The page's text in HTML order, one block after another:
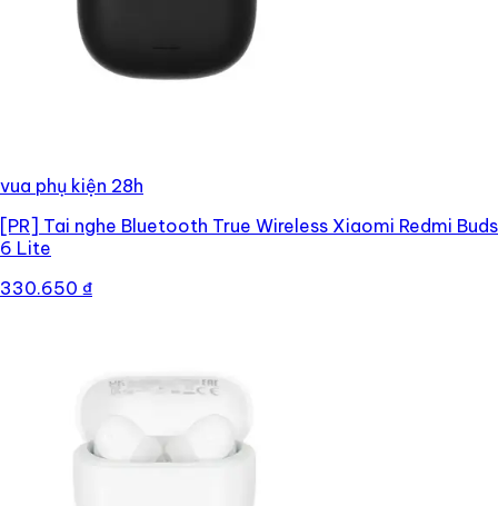
vua phụ kiện 28h
[PR] Tai nghe Bluetooth True Wireless Xiaomi Redmi Buds
6 Lite
330.650 ₫